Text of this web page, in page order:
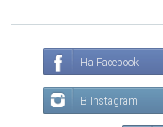
На Facebook
В Instagram